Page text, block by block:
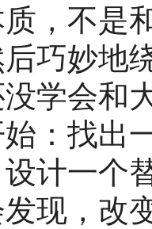
，不是
巧妙地
学会和
：找出
计一个
现，改